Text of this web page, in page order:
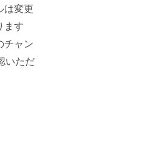
は変更
ます
チャン
いただ